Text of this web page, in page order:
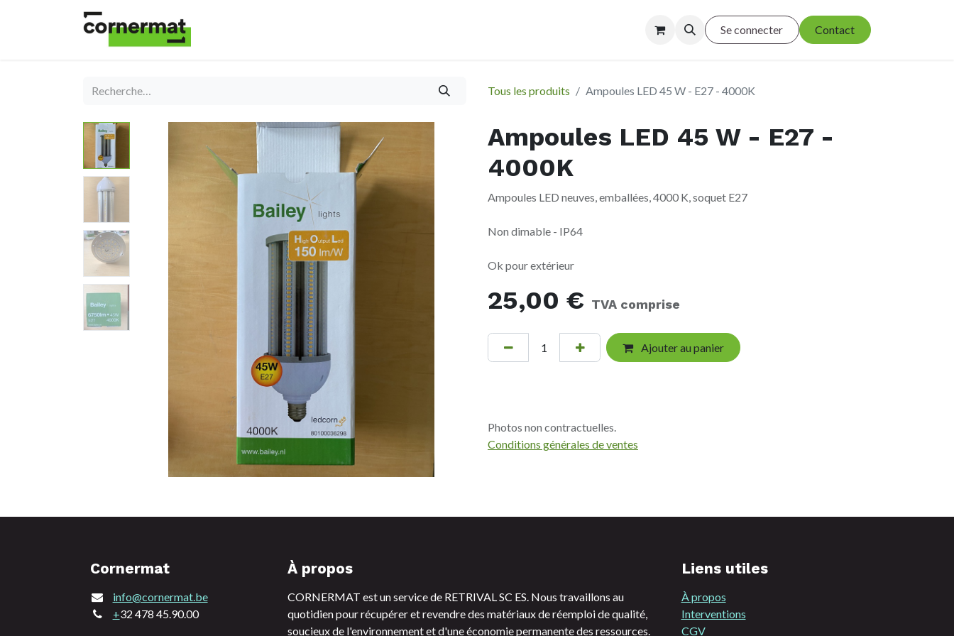
Se connecter Contact
Tous les produits Ampoules LED 45 W - E27 - 4000K
Ampoules LED 45 W - E27 -
4000K
Ampoules LED neuves, emballées, 4000 K, soquet E27
Non dimable - IP64
Ok pour extérieur
25,00 € TVA comprise
Ajouter au panier
Photos non contractuelles.
Conditions générales de ventes
Cornermat
info@cornermat.be
+32 478 45.90.00
À propos
CORNERMAT est un service de RETRIVAL SC ES. Nous travaillons au
quotidien pour récupérer et revendre des matériaux de réemploi de qualité,
soucieux de l'environnement et d'une économie permanente des ressources.
Liens utiles
À propos
Interventions
CGV